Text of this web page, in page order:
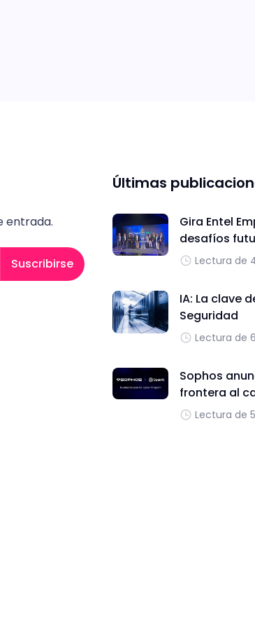
entrada.
Suscribirse
Últimas
Gira Entel
desafíos
Lectura de
IA: La clave
Seguridad
Lectura de
Sophos
frontera al
Lectura de